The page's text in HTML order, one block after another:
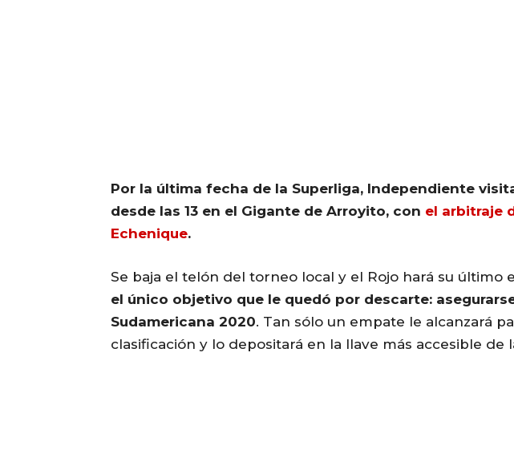
Por la última fecha de la Superliga, Independiente
desde las 13 en el Gigante de Arroyito, con el arbitraje
Echenique.
Se baja el telón del torneo local y el Rojo hará su último
el único objetivo que le quedó por descarte:
Sudamericana 2020. Tan sólo un empate le alcanzará
clasificación y lo depositará en la llave más accesible de